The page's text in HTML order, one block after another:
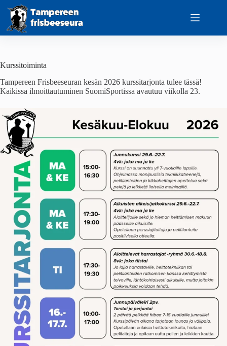
content
Kurssitoiminta
Tampereen Frisbeeseuran kesän 2026 kurssitarjonta tulee tässä!
Kaikissa ilmoittautuminen SuomiSportissa avautuu viikolla 23.